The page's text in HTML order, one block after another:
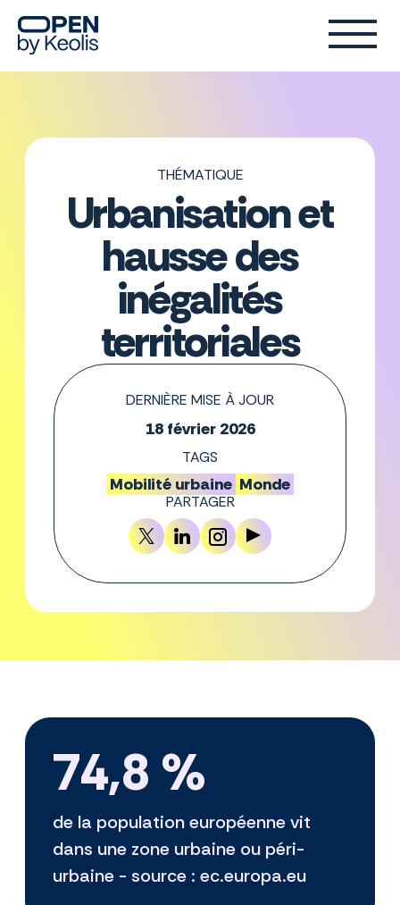
THÉMATIQUE
Urbanisation et
hausse des
inégalités
territoriales
DERNIÈRE MISE À JOUR
18 février 2026
TAGS
Mobilité urbaine Monde
PARTAGER
74,8 %
de la population européenne vit
dans une zone urbaine ou péri-
urbaine - source : ec.europa.eu